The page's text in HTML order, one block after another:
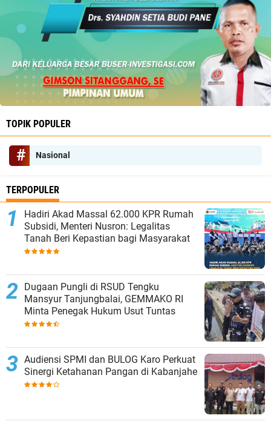
TOPIK POPULER
Nasional
TERPOPULER
Hadiri Akad Massal 62.000 KPR Rumah
Subsidi, Menteri Nusron: Legalitas
Tanah Beri Kepastian bagi Masyarakat
Dugaan Pungli di RSUD Tengku
Mansyur Tanjungbalai, GEMMAKO RI
Minta Penegak Hukum Usut Tuntas
Audiensi SPMI dan BULOG Karo Perkuat
Sinergi Ketahanan Pangan di Kabanjahe